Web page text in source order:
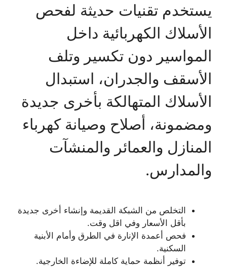
يستخدم تقنيات حديثة لفحص
الأسلاك الكهربائية داخل
المواسير دون تكسير وتلف
الأسقف والجدران، استبدال
الأسلاك المتهالكة بأخرى جديدة
ومضمونة، أصلاح وصيانة كهرباء
المنازل والعمائر والمنشآت
والمدارس.
التخلص من الشبكة القديمة وإنشاء أخرى جديدة
بأقل الأسعار وفي اقل وقت.
فحص أعمدة الإنارة في الطرق وأمام الأبنية
السكنية.
توفير أنظمة حماية كاملة للإضاءة الخارجية.